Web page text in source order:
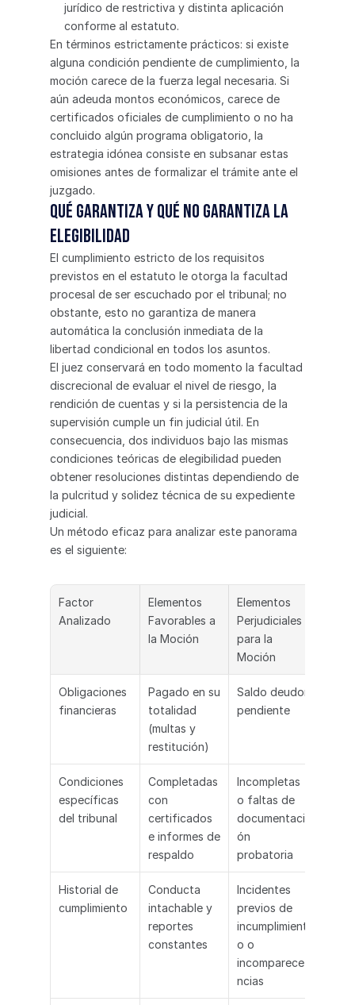
jurídico de restrictiva y distinta aplicación
conforme al estatuto.
En términos estrictamente prácticos: si existe
alguna condición pendiente de cumplimiento, la
moción carece de la fuerza legal necesaria. Si
aún adeuda montos económicos, carece de
certificados oficiales de cumplimiento o no ha
concluido algún programa obligatorio, la
estrategia idónea consiste en subsanar estas
omisiones antes de formalizar el trámite ante el
juzgado.
Qué garantiza y qué no garantiza la
elegibilidad
El cumplimiento estricto de los requisitos
previstos en el estatuto le otorga la facultad
procesal de ser escuchado por el tribunal; no
obstante, esto no garantiza de manera
automática la conclusión inmediata de la
libertad condicional en todos los asuntos.
El juez conservará en todo momento la facultad
discrecional de evaluar el nivel de riesgo, la
rendición de cuentas y si la persistencia de la
supervisión cumple un fin judicial útil. En
consecuencia, dos individuos bajo las mismas
condiciones teóricas de elegibilidad pueden
obtener resoluciones distintas dependiendo de
la pulcritud y solidez técnica de su expediente
judicial.
Un método eficaz para analizar este panorama
es el siguiente:
Factor
Analizado
Elementos
Favorables a
la Moción
Elementos
Perjudiciales
para la
Moción
Obligaciones
financieras
Pagado en su
totalidad
(multas y
restitución)
Saldo deudor
pendiente
Condiciones
específicas
del tribunal
Completadas
con
certificados
e informes de
respaldo
Incompletas
o faltas de
documentaci
ón
probatoria
Historial de
cumplimiento
Conducta
intachable y
reportes
constantes
Incidentes
previos de
incumplimient
o o
incomparece
ncias